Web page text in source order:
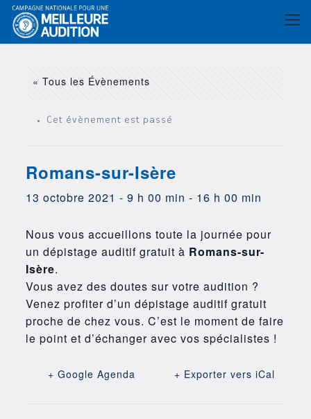
« Tous les Évènements
Cet évènement est passé
Romans-sur-Isère
13 octobre 2021 - 9 h 00 min - 16 h 00 min
Nous vous accueillons toute la journée pour
un dépistage auditif gratuit à Romans-sur-
Isère.
Vous avez des doutes sur votre audition ?
Venez profiter d’un dépistage auditif gratuit
proche de chez vous. C’est le moment de faire
le point et d’échanger avec vos spécialistes !
+ Google Agenda + Exporter vers iCal